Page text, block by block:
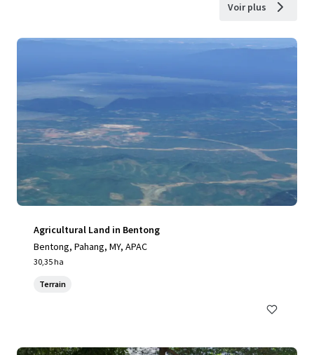
Voir plus
Agricultural Land in Bentong
Bentong, Pahang, MY, APAC
30,35 ha
Terrain